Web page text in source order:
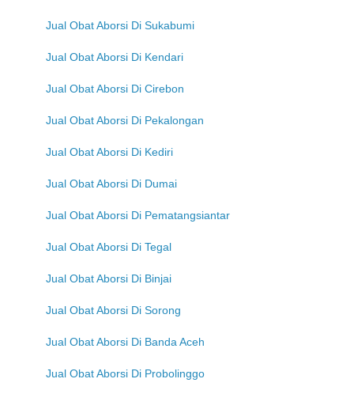
Jual Obat Aborsi Di Sukabumi
Jual Obat Aborsi Di Kendari
Jual Obat Aborsi Di Cirebon
Jual Obat Aborsi Di Pekalongan
Jual Obat Aborsi Di Kediri
Jual Obat Aborsi Di Dumai
Jual Obat Aborsi Di Pematangsiantar
Jual Obat Aborsi Di Tegal
Jual Obat Aborsi Di Binjai
Jual Obat Aborsi Di Sorong
Jual Obat Aborsi Di Banda Aceh
Jual Obat Aborsi Di Probolinggo